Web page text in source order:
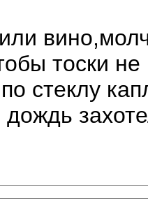
тоски не
стеклу